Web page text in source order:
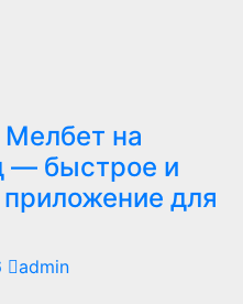
на
— быстрое и
для
admin